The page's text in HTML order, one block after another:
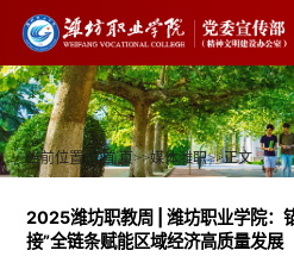
当前位置：首 页>>媒体潍职>>正文
2025潍坊职教周 | 潍坊职业学院：
接”全链条赋能区域经济高质量发展